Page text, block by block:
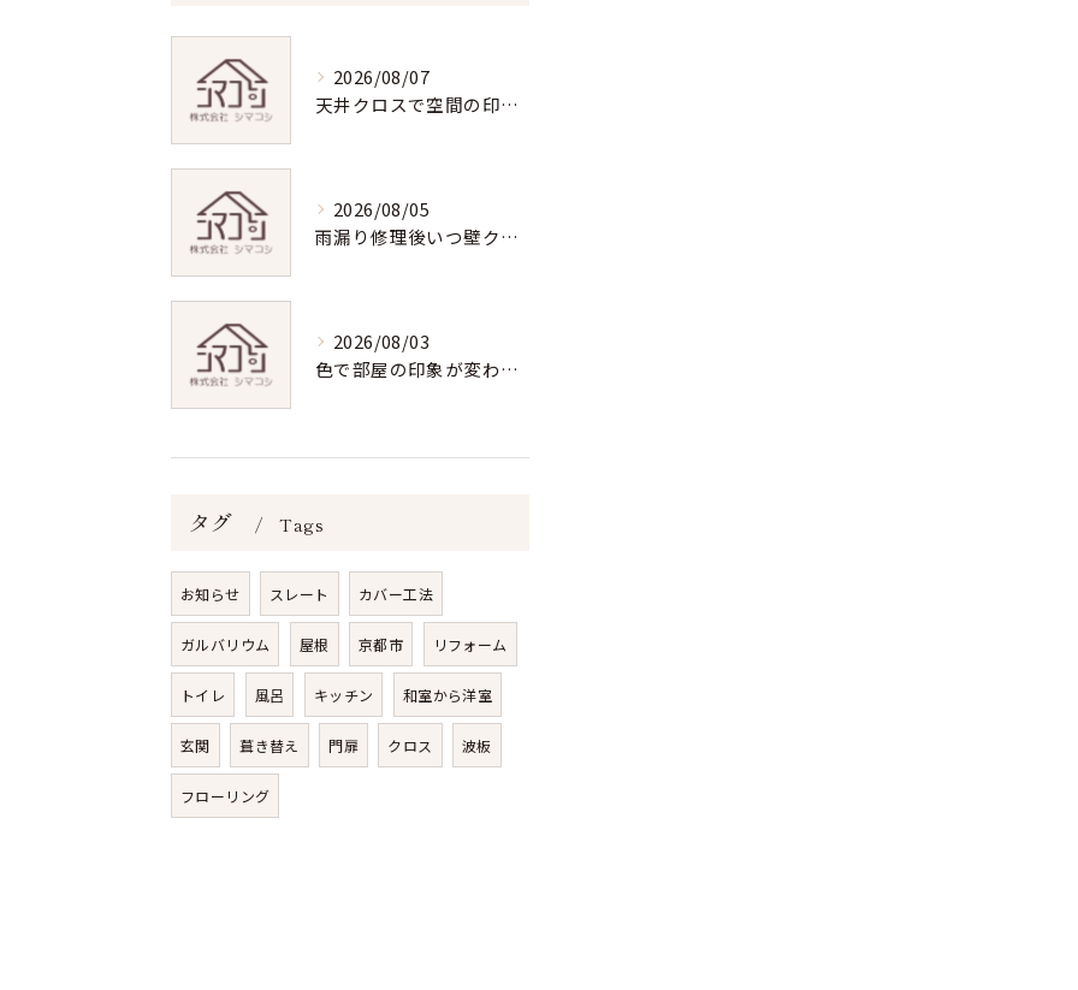
2026/08/07
天井クロスで空間の印象を変える！実践で使える方法
2026/08/05
雨漏り修理後いつ壁クロスの張替えをする？最適なタイミングと注意点
2026/08/03
色で部屋の印象が変わる！アクセントクロス活用術
タグ Tags
お知らせ スレート カバー工法
ガルバリウム 屋根 京都市 リフォーム
トイレ 風呂 キッチン 和室から洋室
玄関 葺き替え 門扉 クロス 波板
フローリング